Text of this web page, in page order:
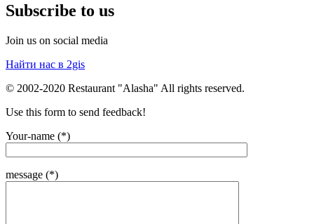
Subscribe to us
Join us on social media
Найти нас в 2gis
© 2002-2020 Restaurant "Alasha" All rights reserved.
Use this form to send feedback!
Your-name (*)
message (*)